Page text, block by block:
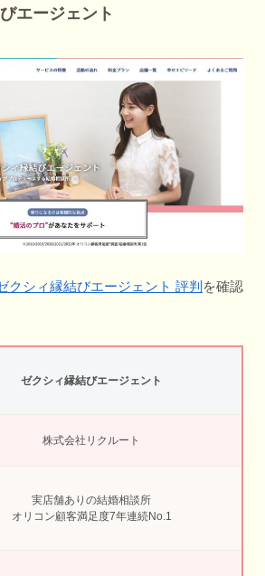
エージェント
クシィ縁結びエージェント 評判 を確認
ゼクシィ縁結びエージェント
株式会社リクルート
実店舗ありの結婚相談所
オリコン顧客満足度7年連続No.1